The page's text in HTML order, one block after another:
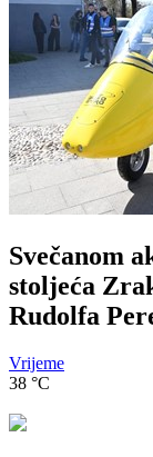
Svečanom
stoljeća
Rudolfa
Vrijeme
38 °C